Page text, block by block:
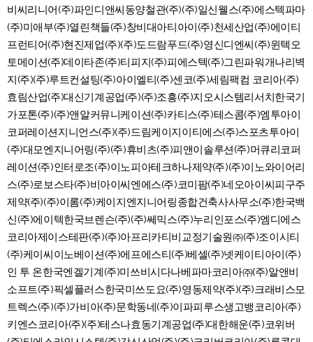
비씨리니어(주)파인디앤씨동양철관(주)(주)일신웰스(주)에스텍파마
(주)미애부(주)열린책들(주)창비대아티아이(주)천세산업(주)에이티
프런티어(주)현진제업(주)(주)도드람푸드(주)영신디엔씨(주)윈텍오
토메이션(주)데이타존(주)티피지(주)피에스텍(주)그린파워개나리벽
지(주)(주)루트컨설팅(주)아이엘티(주)센코(주)세림팩컴 코리아(주)
효림산업(주)대신기계공업(주)(주)조흥(주)지오시스템리서치한국기
가포톤(주)(주)앤알커뮤니케이션(주)카티스(주)테스콤(주)엠투아이
코퍼레이션지니언스(주)(주)드림케이지이티에스(주)스포츠투아이
(주)대모엔지니어링(주)(주)휴비츠(주)피앤이솔루션(주)머큐리코퍼
레이션(주)인터로조(주)이노피아테크하나제약(주)(주)이노와이어리
스(주)로보스타(주)비아이씨엔에스(주)코미팜(주)네오아이씨피구주
제약(주)(주)이롬(주)케이지엔지니어링종합건축사사무소(주)한국백
신(주)에이텍한국브렌슨(주)(주)쎄믹스(주)누리인포스(주)엠디에스
코리아제이스테판(주)(주)아프리카티비교정기술원㈜(주)조이시티
(주)케이씨이노베이션(주)에프에스티(주)베셀(주)넷케이티아이(주)
인 투 온한국엔겔기계(주)미쓰비시다나베파마코리아㈜(주)알앤비
소프트(주)픽셀플러스한국미쓰도요(주)영동제약(주)(주)크래비스모
트렉스(주)(주)가비아(주)문학동네(주)이파피루스생고뱅코리아(주)
키엔스코리아(주)(주)테스나효동기계공업(주)대한해운(주)코위버